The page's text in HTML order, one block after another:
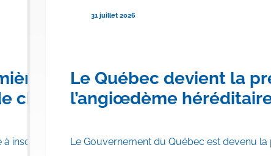
province canadienne à
chylomicronémie familiale
inscrire TRYNGOLZA® (olézarsen) aux Listes des
31 juillet 2026
Le Québec devient la
l’angiœdème
Le Gouvernement du Québec est devenu la